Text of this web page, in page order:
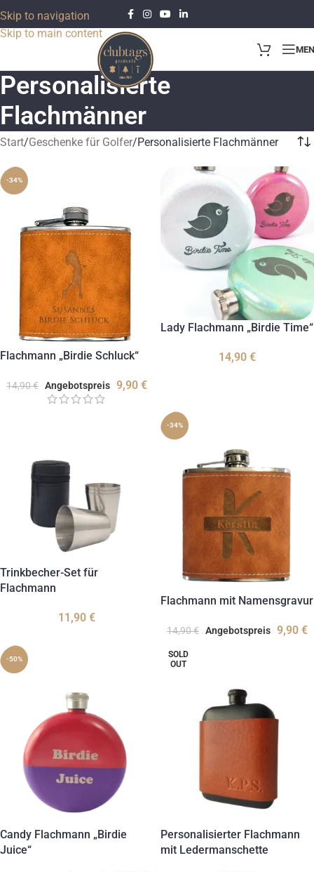
Skip to navigation
Skip to main content
Personalisierte
Flachmänner
Start Geschenke für Golfer Personalisierte Flachmänner
-34%
Flachmann „Birdie Schluck“
14,90€ Angebotspreis 9,90 €
Lady Flachmann „Birdie Time“
14,90 €
Trinkbecher-Set für
Flachmann
11,90 €
-34%
Flachmann mit Namensgravur
14,90€ Angebotspreis 9,90 €
-50%
Candy Flachmann „Birdie
Juice“
SOLD
OUT
Personalisierter Flachmann
mit Ledermanschette